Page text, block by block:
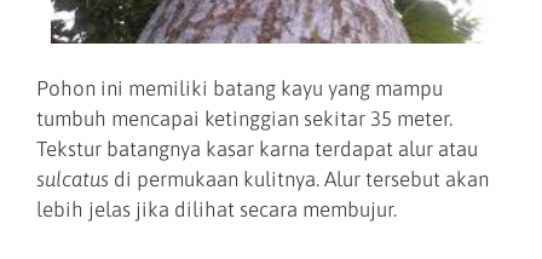
Pohon ini memiliki batang kayu yang mampu
tumbuh mencapai ketinggian sekitar 35 meter.
Tekstur batangnya kasar karna terdapat alur atau
sulcatus di permukaan kulitnya. Alur tersebut akan
lebih jelas jika dilihat secara membujur.